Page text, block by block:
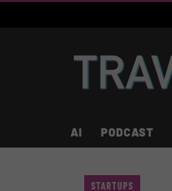
AI PODCAST
STARTUPS